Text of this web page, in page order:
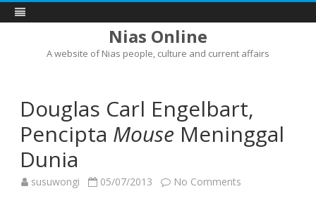
Nias Online
A website of Nias people, culture and current affairs
Douglas Carl Engelbart,
Pencipta Mouse Meninggal
Dunia
susuwongi 05/07/2013 No Comments